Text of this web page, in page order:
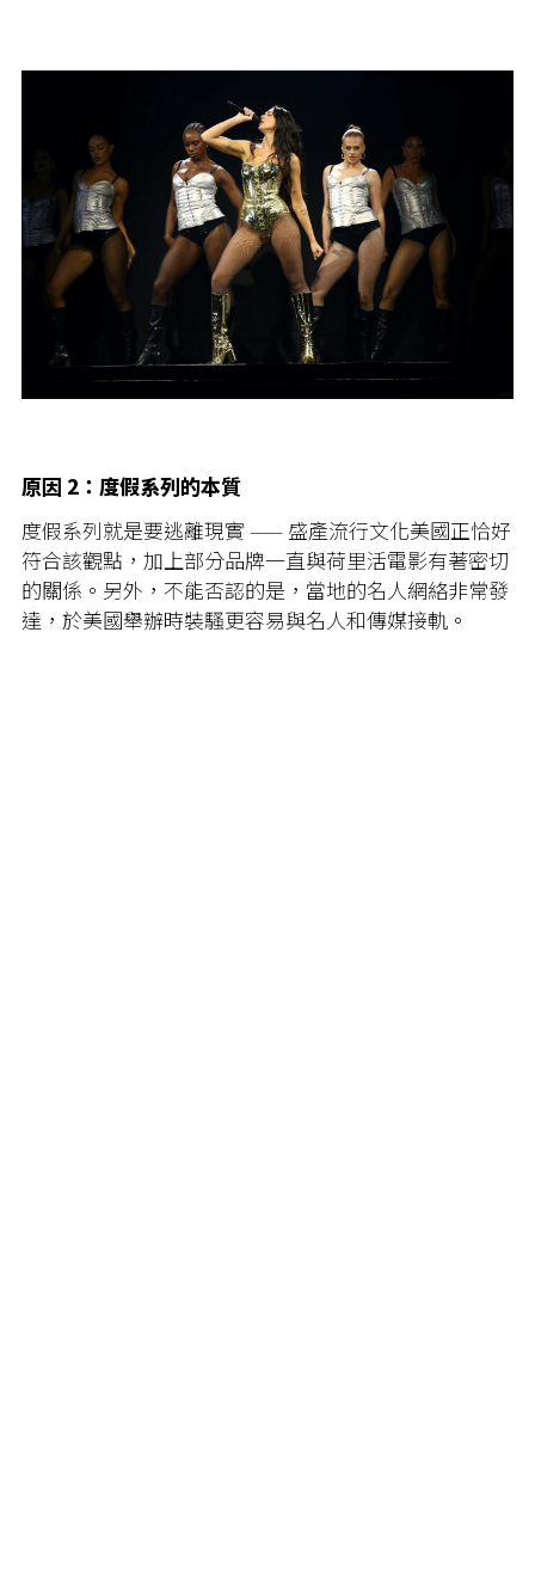
原因 2：度假系列的本質
度假系列就是要逃離現實 —— 盛產流行文化美國正恰好
符合該觀點，加上部分品牌一直與荷里活電影有著密切
的關係。另外，不能否認的是，當地的名人網絡非常發
達，於美國舉辦時裝騷更容易與名人和傳媒接軌。